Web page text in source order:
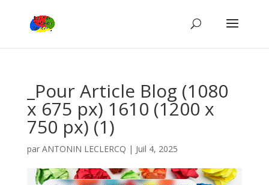
_Pour Article Blog (1080
x 675 px) 1610 (1200 x
750 px) (1)
par ANTONIN LECLERCQ | Juil 4, 2025